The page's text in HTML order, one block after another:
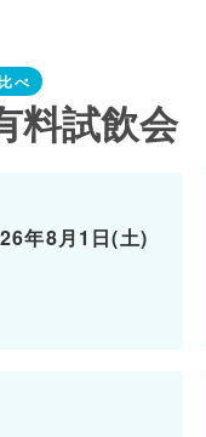
べ
料試飲会
年8月1日(土)